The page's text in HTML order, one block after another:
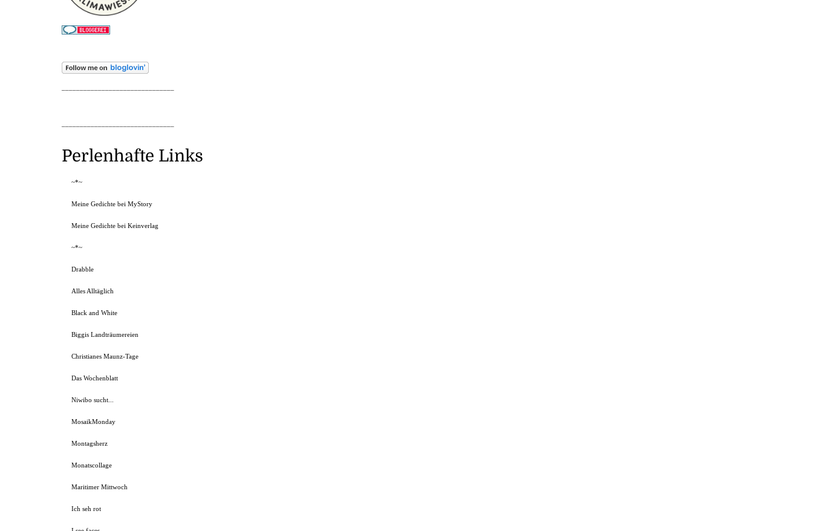
Perlenhafte Links
~*~
Meine Gedichte bei MyStory
Meine Gedichte bei Keinverlag
~*~
Drabble
Alles Alltäglich
Black and White
Biggis Landträumereien
Christianes Maunz-Tage
Das Wochenblatt
Niwibo sucht...
MosaikMonday
Montagsherz
Monatscollage
Maritimer Mittwoch
Ich seh rot